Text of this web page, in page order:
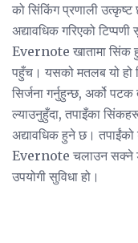
को सिंकिंग प्रणाली
अद्यावधिक गरिएको
Evernote खातामा सिंक
पहुँच। यसको मतलब यो हो
सिर्जना गर्नुहुन्छ, अर्को
ल्याउनुहुँदा, तपाइँका
अद्यावधिक हुने छ।
Evernote चलाउन सक्ने
उपयोगी सुविधा हो।